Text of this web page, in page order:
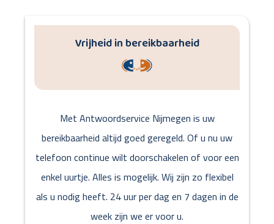
Vrijheid in bereikbaarheid
Met Antwoordservice Nijmegen is uw
bereikbaarheid altijd goed geregeld. Of u nu uw
telefoon continue wilt doorschakelen of voor een
enkel uurtje. Alles is mogelijk. Wij zijn zo flexibel
als u nodig heeft. 24 uur per dag en 7 dagen in de
week zijn we er voor u.